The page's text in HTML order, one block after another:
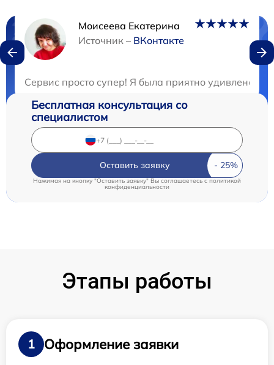
Моисеева Екатерина
Источник – ВКонтакте
Сервис просто супер! Я была приятно удивлена
Нужна консультация?
Бесплатная консультация со
специалистом
Оставить заявку
Нажимая на кнопку "Оставить заявку" Вы соглашаетесь c политикой
конфиденциальности
Этапы работы
1
Оформление заявки